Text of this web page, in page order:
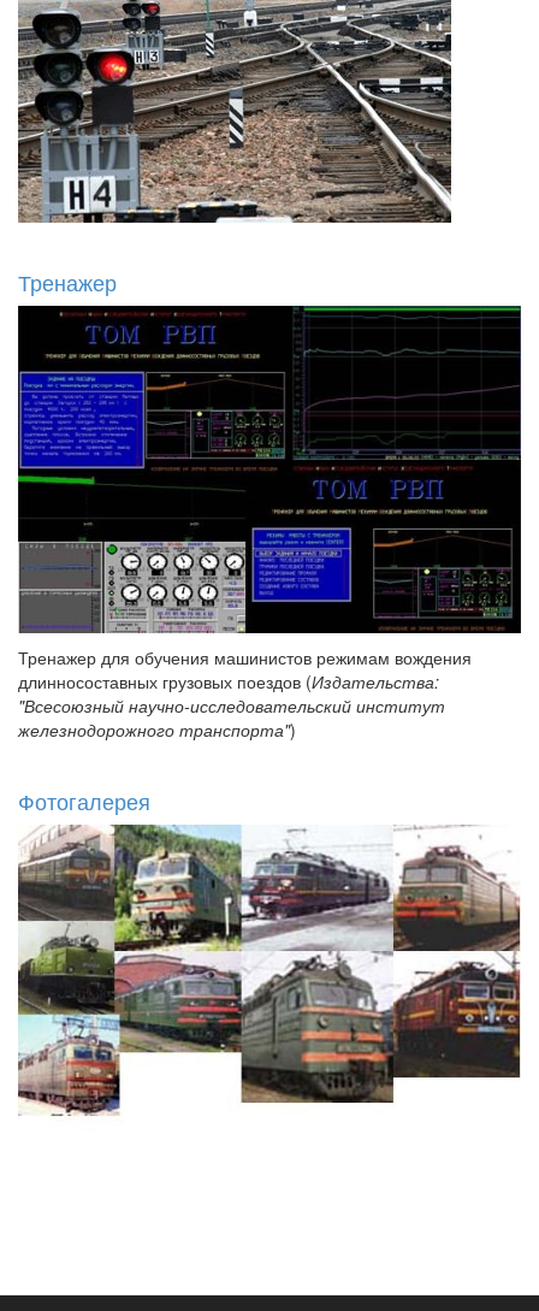
Тренажер
Тренажер для обучения машинистов режимам вождения
длинносоставных грузовых поездов (Издательства:
"Всесоюзный научно-исследовательский институт
железнодорожного транспорта")
Фотогалерея